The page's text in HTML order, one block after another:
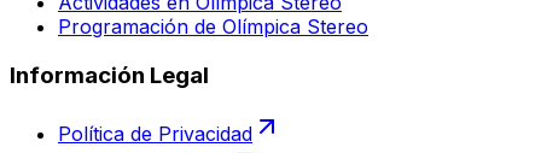
Programación de Olímpica Stereo
Información Legal
Política de Privacidad